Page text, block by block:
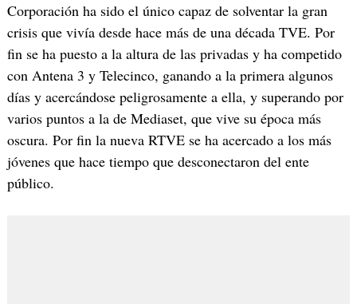
Corporación ha sido el único capaz de solventar la gran
crisis que vivía desde hace más de una década TVE. Por
fin se ha puesto a la altura de las privadas y ha competido
con Antena 3 y Telecinco, ganando a la primera algunos
días y acercándose peligrosamente a ella, y superando por
varios puntos a la de Mediaset, que vive su época más
oscura. Por fin la nueva RTVE se ha acercado a los más
jóvenes que hace tiempo que desconectaron del ente
público.